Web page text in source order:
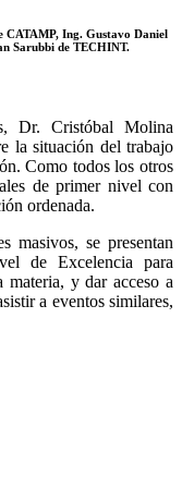
CATAMP, Ing. Gustavo Daniel
Sarubbi de TECHINT.
Dr. Cristóbal Molina
la situación del trabajo
Como todos los otros
de primer nivel con
ordenada.
masivos, se presentan
de Excelencia para
materia, y dar acceso a
a eventos similares,